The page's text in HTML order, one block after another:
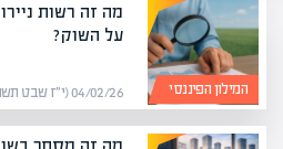
המילון הפיננסי
מה זה רשות
על השוק?
04/02/26 (י״ז שבט תשפ״ו) | מערכת אפיק